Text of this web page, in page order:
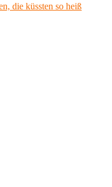
die küssten so heiß